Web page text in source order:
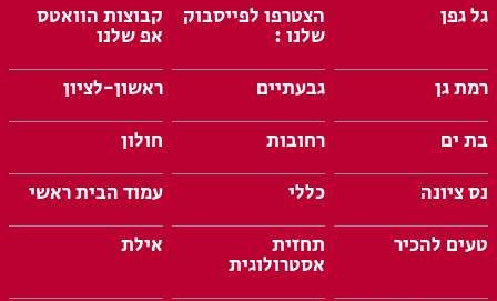
גל גפן הצטרפו לפייסבוק
שלנו :
קבוצות הוואטס
אפ שלנו
רמת גן
גבעתיים
ראשון-לציון
בת ים
רחובות
חולון
נס ציונה
כללי
עמוד הבית ראשי
טעים להכיר
תחזית
אסטרולוגית
אילת